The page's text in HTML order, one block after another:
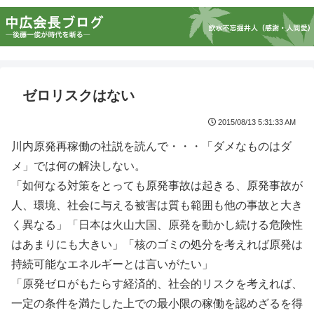
ゼロリスクはない
2015/08/13 5:31:33 AM
川内原発再稼働の社説を読んで・・・「ダメなものはダ
メ」では何の解決しない。
「如何なる対策をとっても原発事故は起きる、原発事故が
人、環境、社会に与える被害は質も範囲も他の事故と大き
く異なる」「日本は火山大国、原発を動かし続ける危険性
はあまりにも大きい」「核のゴミの処分を考えれば原発は
持続可能なエネルギーとは言いがたい」
「原発ゼロがもたらす経済的、社会的リスクを考えれば、
一定の条件を満たした上での最小限の稼働を認めざるを得